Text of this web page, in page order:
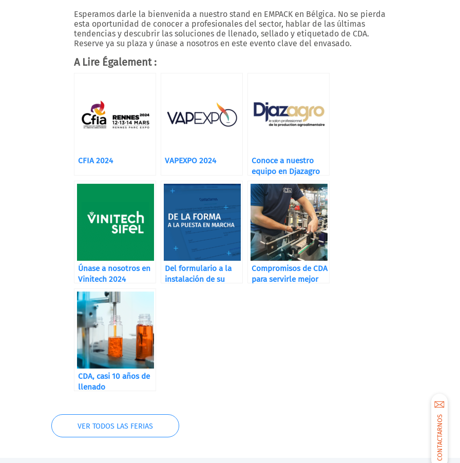
CONTACTARNOS
Esperamos darle la bienvenida a nuestro stand en EMPACK en Bélgica. No se pierda
esta oportunidad de conocer a profesionales del sector, hablar de las últimas
tendencias y descubrir las soluciones de llenado, sellado y etiquetado de CDA.
Reserve ya su plaza y únase a nosotros en este evento clave del envasado.
A Lire Également :
CFIA 2024 VAPEXPO 2024
Conoce a nuestro
equipo en Djazagro
Únase a nosotros en
Vinitech 2024
Del formulario a la
instalación de su
Compromisos de CDA
para servirle mejor
CDA, casi 10 años de
llenado
VER TODOS LAS FERIAS